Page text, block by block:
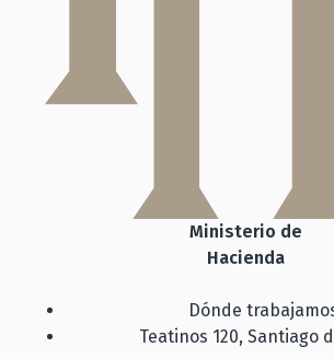
Ministerio de
Hacienda
Dónde
Teatinos 120, Santiago